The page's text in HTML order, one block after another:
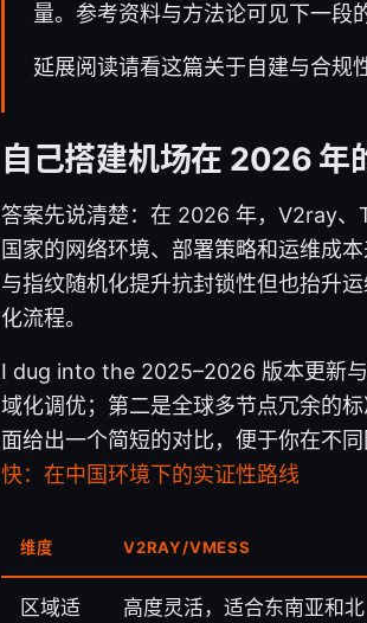
量。参考资料与方法论可见下一段
延展阅读请看这篇关于自建与合规
自己搭建机场在 2026 年
答案先说清楚：在 2026 年，V2ray
国家的网络环境、部署策略和运维成
与指纹随机化提升抗封锁性但也抬升
化流程。
I dug into the 2025–2026 版本更新
域化调优；第二是全球多节点冗余的
面给出一个简短的对比，便于你在不
快：在中国环境下的实证性路线
维度 V2RAY/VMESS
区域适 高度灵活，适合东南亚和北